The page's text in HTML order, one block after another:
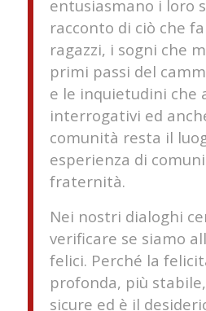
entusiasmano i loro
racconto di ciò che
ragazzi, i sogni che
primi passi del
e le inquietudini che
interrogativi ed
comunità resta il
esperienza di
fraternità.
Nei nostri dialoghi
verificare se siamo
felici. Perché la
profonda, più
sicure ed è il